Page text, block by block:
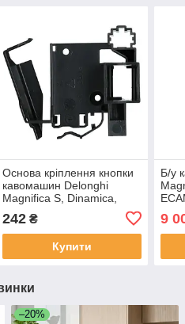
Основа кріплення кнопки
кавомашин Delonghi
Magnifica S, Dinamica,
242₴
Купити
Б/у
9
–20%